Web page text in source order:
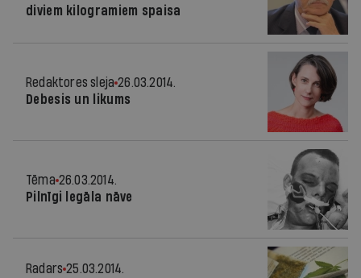
diviem kilogramiem spaisa
Redaktores sleja 26.03.2014.
Debesis un likums
Tēma 26.03.2014.
Pilnīgi legāla nāve
Radars 25.03.2014.